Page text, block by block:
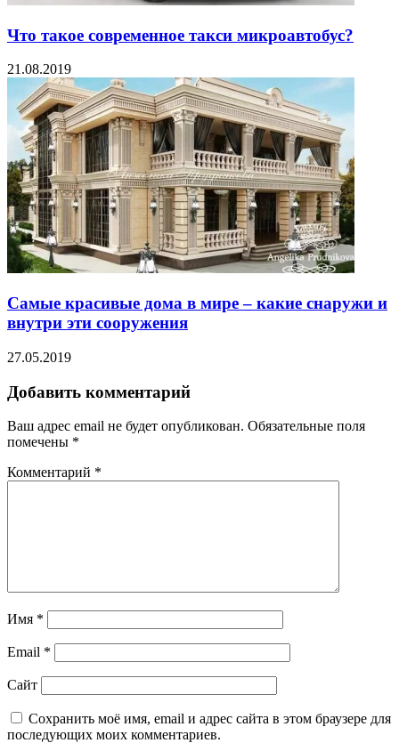
Что такое современное такси микроавтобус?
21.08.2019
Самые красивые дома в мире – какие снаружи и
внутри эти сооружения
27.05.2019
Добавить комментарий
Ваш адрес email не будет опубликован. Обязательные поля
помечены *
Комментарий *
Имя *
Email *
Сайт
Сохранить моё имя, email и адрес сайта в этом браузере для
последующих моих комментариев.